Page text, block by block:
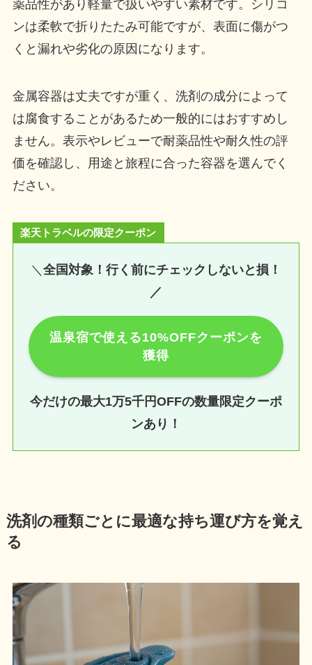
薬品性があり軽量で扱いやすい素材です。シリコ
ンは柔軟で折りたたみ可能ですが、表面に傷がつ
くと漏れや劣化の原因になります。
金属容器は丈夫ですが重く、洗剤の成分によって
は腐食することがあるため一般的にはおすすめし
ません。表示やレビューで耐薬品性や耐久性の評
価を確認し、用途と旅程に合った容器を選んでく
ださい。
楽天トラベルの限定クーポン
＼ 全国対象！行く前にチェックしないと損！
／
温泉宿で使える10%OFFクーポンを
獲得
今だけの最大1万5千円OFFの数量限定クーポ
ンあり！
洗剤の種類ごとに最適な持ち運び方を覚え
る